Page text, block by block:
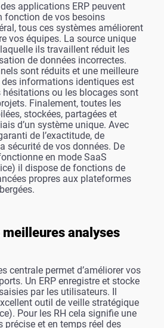
applications ERP peuvent
fonction de vos besoins
tous ces systèmes améliorent
vos équipes. La source unique
ils travaillent réduit les
de données incorrectes.
sont réduits et une meilleure
informations identiques est
hésitations ou les blocages sont
Finalement, toutes les
stockées, partagées et
d’un système unique. Avec
de l’exactitude, de
sécurité de vos données. De
en mode SaaS
il dispose de fonctions de
propres aux plateformes
meilleures analyses
centrale permet d’améliorer vos
Un ERP enregistre et stocke
par les utilisateurs. Il
outil de veille stratégique
Pour les RH cela signifie une
précise et en temps réel des